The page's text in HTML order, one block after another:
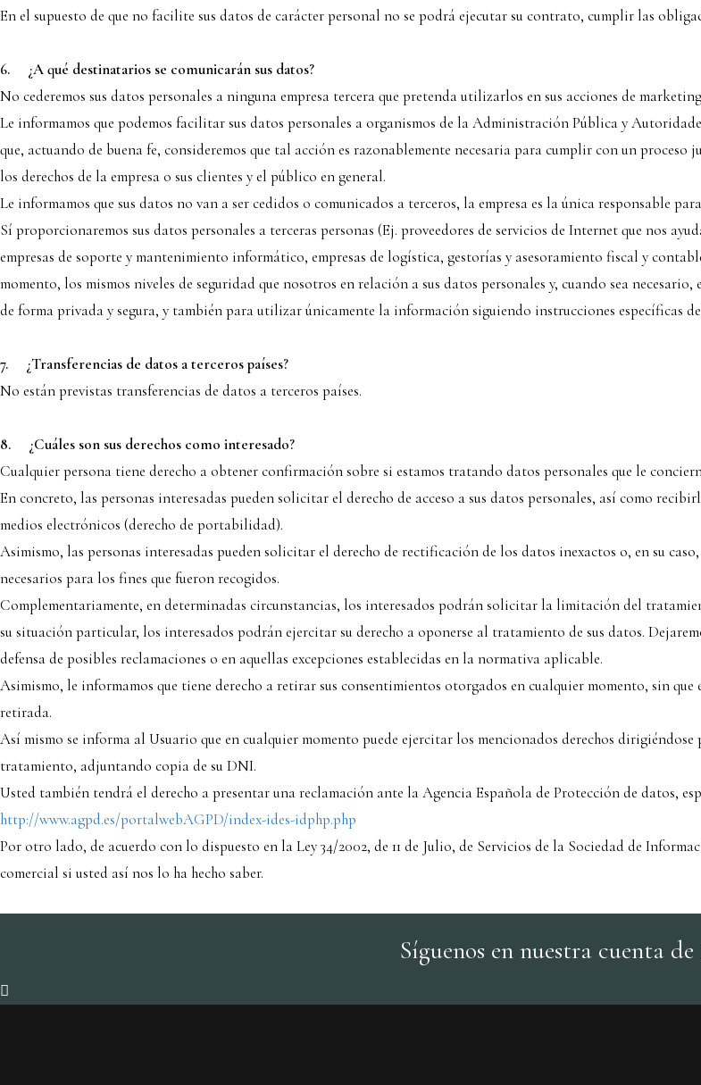
En el supuesto de que no facilite sus datos de carácter personal no se podrá ejecutar su contrato, cumplir las
6.
¿A qué destinatarios se comunicarán sus datos?
No cederemos sus datos personales a ninguna empresa tercera que pretenda utilizarlos en sus acciones de
Le informamos que podemos facilitar sus datos personales a organismos de la Administración Pública y
que, actuando de buena fe, consideremos que tal acción es razonablemente necesaria para cumplir con un
los derechos de la empresa o sus clientes y el público en general.
Le informamos que sus datos no van a ser cedidos o comunicados a terceros, la empresa es la única responsable
Sí proporcionaremos sus datos personales a terceras personas (Ej. proveedores de servicios de Internet que nos
empresas de soporte y mantenimiento informático, empresas de logística, gestorías y asesoramiento fiscal y
momento, los mismos niveles de seguridad que nosotros en relación a sus datos personales y, cuando sea
de forma privada y segura, y también para utilizar únicamente la información siguiendo instrucciones específicas de
7.
¿Transferencias de datos a terceros países?
No están previstas transferencias de datos a terceros países.
8.
¿Cuáles son sus derechos como interesado?
Cualquier persona tiene derecho a obtener confirmación sobre si estamos tratando datos personales que le
En concreto, las personas interesadas pueden solicitar el derecho de acceso a sus datos personales, así como
medios electrónicos (derecho de portabilidad).
Asimismo, las personas interesadas pueden solicitar el derecho de rectificación de los datos inexactos o, en su
necesarios para los fines que fueron recogidos.
Complementariamente, en determinadas circunstancias, los interesados podrán solicitar la limitación del
su situación particular, los interesados podrán ejercitar su derecho a oponerse al tratamiento de sus datos.
defensa de posibles reclamaciones o en aquellas excepciones establecidas en la normativa aplicable.
Asimismo, le informamos que tiene derecho a retirar sus consentimientos otorgados en cualquier momento, sin
retirada.
Así mismo se informa al Usuario que en cualquier momento puede ejercitar los mencionados derechos
tratamiento, adjuntando copia de su DNI.
Usted también tendrá el derecho a presentar una reclamación ante la Agencia Española de Protección de datos,
http://www.agpd.es/portalwebAGPD/index-ides-idphp.php
Por otro lado, de acuerdo con lo dispuesto en la Ley 34/2002, de 11 de Julio, de Servicios de la Sociedad de
comercial si usted así nos lo ha hecho saber.
Síguenos en nuestra cuenta